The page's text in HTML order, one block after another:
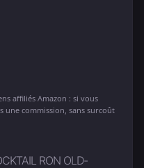
affiliés Amazon : si vous
une commission, sans surcoût
RON OLD-